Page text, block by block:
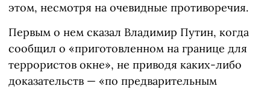
этом, несмотря на очевидные противоречия.
Первым о нем сказал Владимир Путин, когда
сообщил о «приготовленном на границе для
террористов окне», не приводя каких-либо
доказательств — «по предварительным